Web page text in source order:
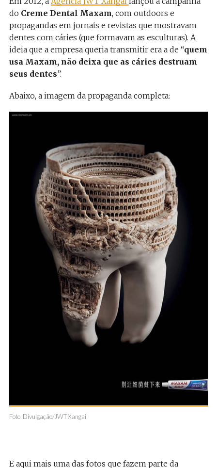
do Creme Dental Maxam, com outdoors e
propagandas em jornais e revistas que mostravam
dentes com cáries (que formavam as esculturas). A
ideia que a empresa queria transmitir era a de “quem
usa Maxam, não deixa que as cáries destruam
seus dentes”.
Abaixo, a imagem da propaganda completa:
Foto: Divulgação/JWT Xangai
E aqui mais uma das fotos que fazem parte da